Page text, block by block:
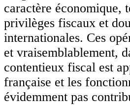
caractère économique,
privilèges fiscaux et
internationales. Ces
et vraisemblablement,
contentieux fiscal est
française et les
évidemment pas